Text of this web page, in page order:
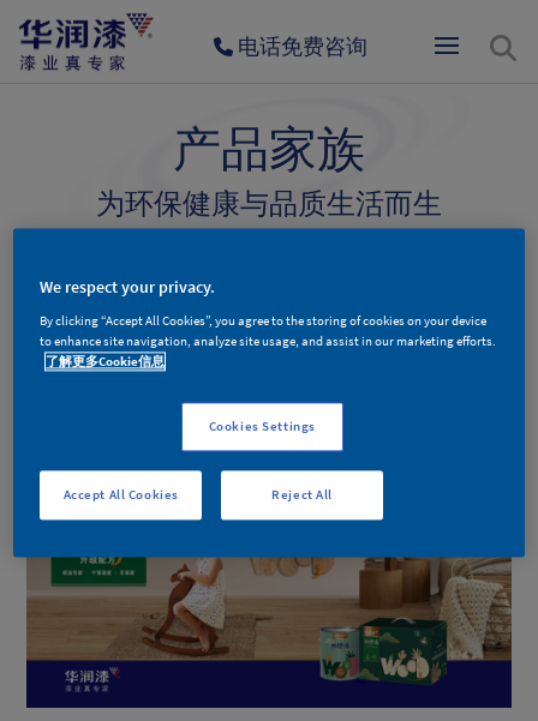
电话免费咨询
产品家族
为环保健康与品质生活而生
墙面漆产品
木器漆产品分类
We respect your privacy.
By clicking “Accept All Cookies”, you agree to the storing of cookies on your device
to enhance site navigation, analyze site usage, and assist in our marketing efforts.
了解更多Cookie信息
Cookies Settings
Reject All
Accept All Cookies